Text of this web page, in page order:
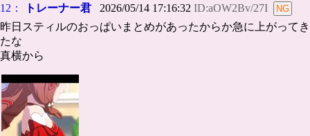
12： トレーナー君 2026/05/14 17:16:32 ID:aOW2Bv/27I
昨日スティルのおっぱいまとめがあったからか急に上がってき
たな
真横から